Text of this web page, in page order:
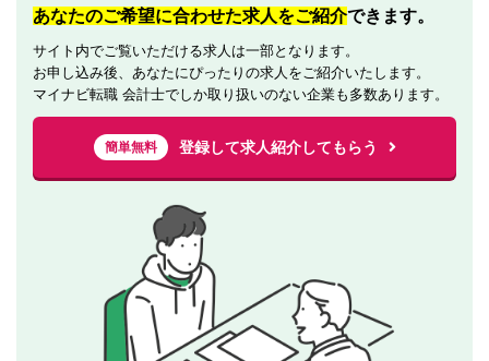
あなたのご希望に合わせた求人をご紹介できます。
サイト内でご覧いただける求人は一部となります。
お申し込み後、あなたにぴったりの求人をご紹介いたします。
マイナビ転職 会計士でしか取り扱いのない企業も多数あります。
簡単無料 登録して求人紹介してもらう